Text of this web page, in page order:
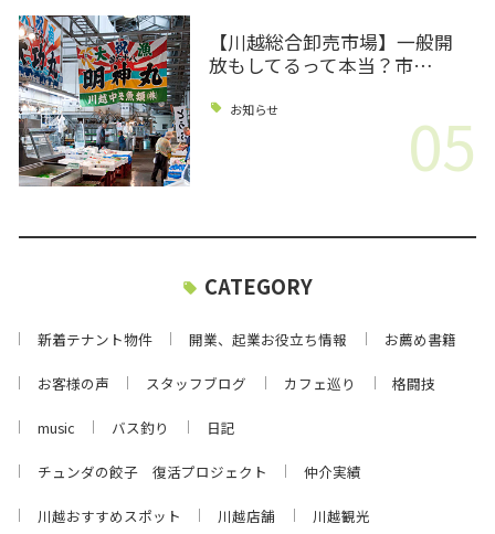
【川越総合卸売市場】一般開
放もしてるって本当？市…
お知らせ 05
CATEGORY
新着テナント物件 開業、起業お役立ち情報 お薦め書籍
お客様の声 スタッフブログ カフェ巡り 格闘技
music バス釣り 日記
チュンダの餃子 復活プロジェクト 仲介実績
川越おすすめスポット 川越店舗 川越観光